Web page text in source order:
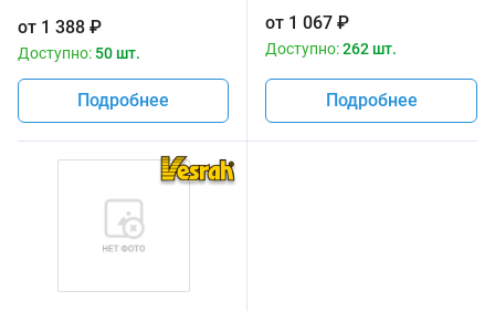
от 1 388 ₽
Доступно: 50 шт.
Подробнее
от 1 067 ₽
Доступно:262 шт.
Подробнее